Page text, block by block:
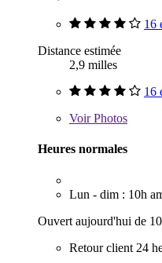
16
Distance estimée
2,9 milles
16
VoirPhotos
Heures normales
Lun - dim : 10h
Ouvert aujourd'hui de
Retour client 24